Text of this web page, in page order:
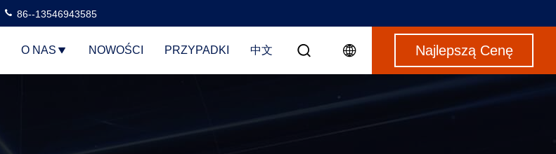
86--13546943585
O NAS NOWOŚCI PRZYPADKI 中文 Najlepszą Cenę